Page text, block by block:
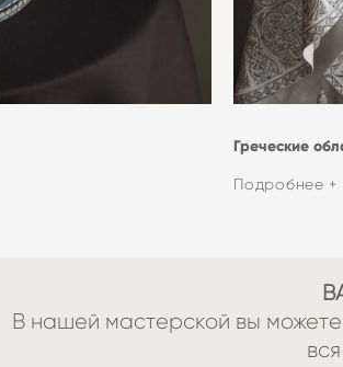
Греческие
Подробнее +
В нашей мастерской вы